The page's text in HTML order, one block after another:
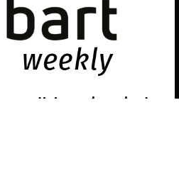
noticias sobre el arte
©exibart 2026 - web design and
la mejor experiencia en
qué cookies utilizamos o
Aceptar